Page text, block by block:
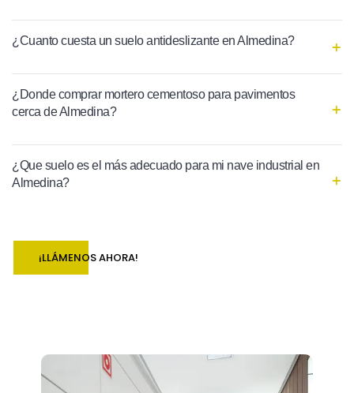
¿Cuanto cuesta un suelo antideslizante en Almedina?
¿Donde comprar mortero cementoso para pavimentos
cerca de Almedina?
¿Que suelo es el más adecuado para mi nave industrial en
Almedina?
¡LLÁMENOS AHORA!